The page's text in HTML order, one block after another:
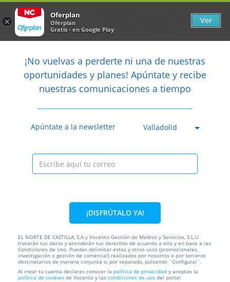

Caducada
Anterior
25% 9,95€ 7,50€
Entrada para el V Máster MAPFRE de tenis
Polideportivo Pilar Fernández Valderrama C/ Boedo, 7, 47008.
Valladolid.
arrow_back Newsletter
¡No vuelvas a perderte ni una de nuestras
oportunidades y planes! Apúntate y recibe
nuestras comunicaciones a tiempo
Apúntate a la newsletter Valladolid
¡DISFRÚTALO YA!
EL NORTE DE CASTILLA, S.A y Vocento Gestión de Medios y Servicios, S.L.U
tratarán tus datos y atenderán tus derechos de acuerdo a ella y en base a las
Condiciones de Uso. Puedes delimitar estos y otros usos (promocionales,
investigación o gestión de comercial) realizados por nosotros o por terceros
destinatarios de manera conjunta o, por separado, pulsando ¨Configurar¨.
Al crear tu cuenta declaras conocer la política de privacidad y aceptas la
política de cookies de Vocento y las condiciones de uso del portal
×
Oferplan
Oferplan
Gratis - en Google Play
Ver